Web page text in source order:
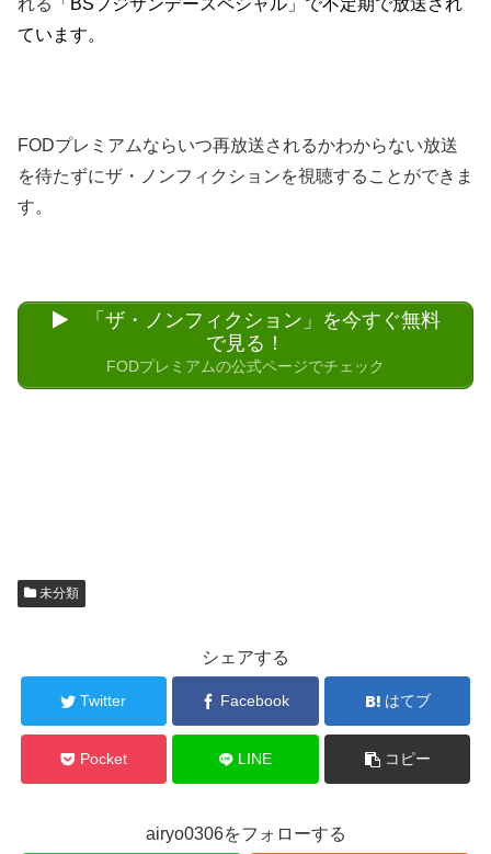
ています。
FODプレミアムならいつ再放送されるかわからない放送
を待たずにザ・ノンフィクションを視聴することができま
す。
「ザ・ノンフィクション」を今すぐ無料
で見る！
FODプレミアムの公式ページでチェック
未分類
シェアする
Twitter Facebook はてブ
Pocket LINE コピー
airyo0306をフォローする